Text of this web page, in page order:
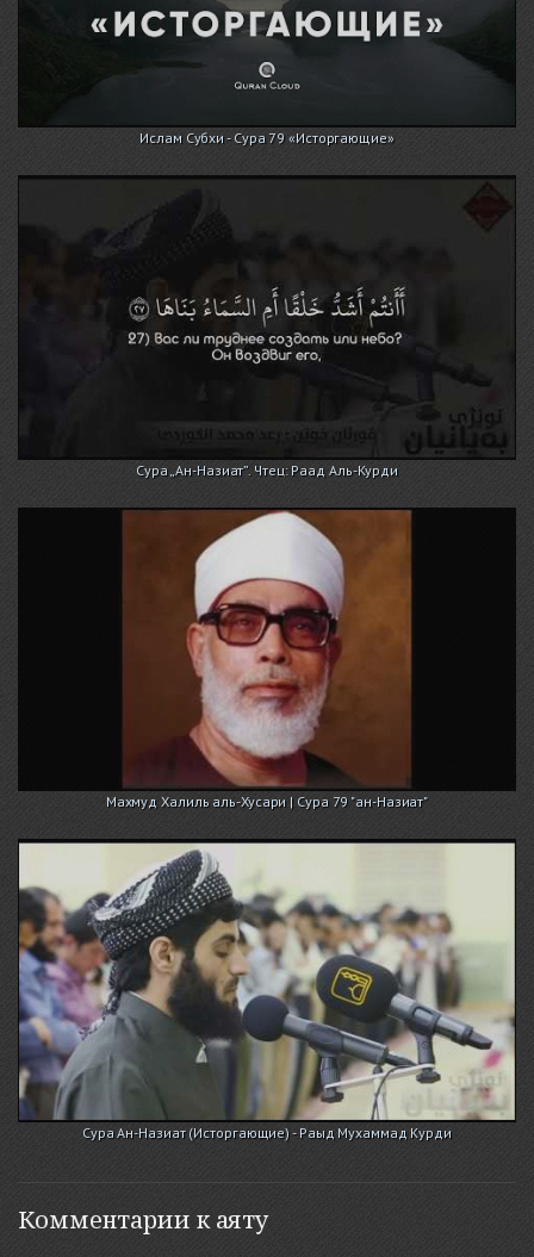
Ислам Субхи - Сура 79 «Исторгающие»
Сура „Ан-Назиат”. Чтец: Раад Аль-Курди
Махмуд Халиль аль-Хусари | Сура 79 "ан-Назиат"
Сура Ан-Назиат (Исторгающие) - Раыд Мухаммад Курди
Комментарии к аяту